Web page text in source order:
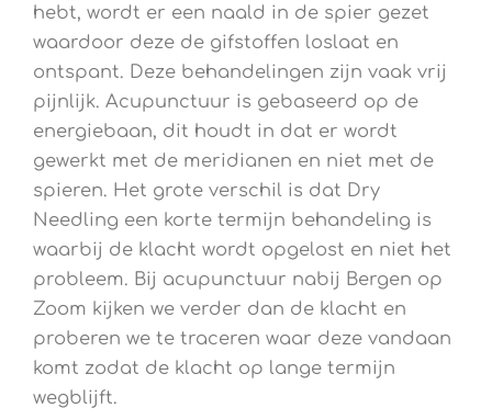
hebt, wordt er een naald in de spier gezet
waardoor deze de gifstoffen loslaat en
ontspant. Deze behandelingen zijn vaak vrij
pijnlijk. Acupunctuur is gebaseerd op de
energiebaan, dit houdt in dat er wordt
gewerkt met de meridianen en niet met de
spieren. Het grote verschil is dat Dry
Needling een korte termijn behandeling is
waarbij de klacht wordt opgelost en niet het
probleem. Bij acupunctuur nabij Bergen op
Zoom kijken we verder dan de klacht en
proberen we te traceren waar deze vandaan
komt zodat de klacht op lange termijn
wegblijft.